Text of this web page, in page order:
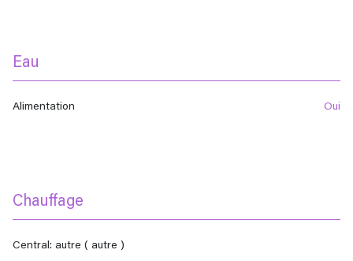
Eau
Alimentation oui
Chauffage
central: autre ( autre )